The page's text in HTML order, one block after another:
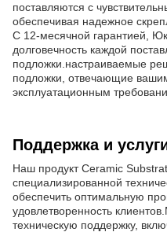
поставляются с
обеспечивая надежное
С 12-месячной гарантией,
долговечность каждой
подложки.настраиваемые
подложки, отвечающие
эксплуатационным
Поддержка и
Наш продукт Ceramic
специализированной
обеспечить оптимальную
удовлетворенность
техническую поддержку,